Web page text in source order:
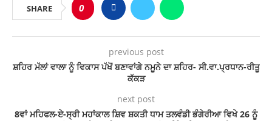
SHARE 0
previous post
ਸ਼ਹਿਰ ਮੱਲਾਂ ਵਾਲਾ ਨੂੰ ਵਿਕਾਸ ਪੱਖੋਂ ਬਣਾਵਾਂਗੇ ਨਮੂਨੇ ਦਾ ਸ਼ਹਿਰ- ਸੀ.ਵਾ.ਪ੍ਰਧਾਨ-ਰੀਤੂ
ਕੱਕੜ
next post
8ਵਾਂ ਮਹਿਫਲ-ਏ-ਸ੍ਰੀ ਮਹਾਂਕਾਲ ਸ਼ਿਵ ਸ਼ਕਤੀ ਧਾਮ ਤਲਵੰਡੀ ਭੰਗੇਰੀਆ ਵਿਖੇ 26 ਨੂੰ